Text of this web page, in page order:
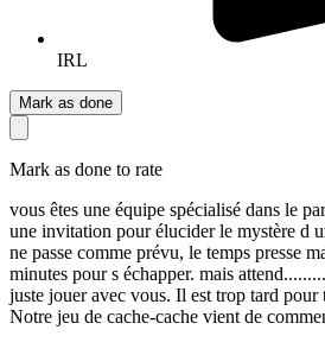
IRL
Mark as done
Mark as done to rate
vous êtes une équipe spécialisé dans le
une invitation pour élucider le mystère d
ne passe comme prévu, le temps presse
minutes pour s échapper. mais
juste jouer avec vous. Il est trop tard pour
Notre jeu de cache-cache vient de